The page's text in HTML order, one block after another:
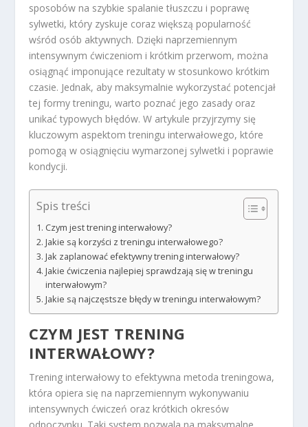
sposobów na szybkie spalanie tłuszczu i poprawę
sylwetki, który zyskuje coraz większą popularność
wśród osób aktywnych. Dzięki naprzemiennym
intensywnym ćwiczeniom i krótkim przerwom, można
osiągnąć imponujące rezultaty w stosunkowo krótkim
czasie. Jednak, aby maksymalnie wykorzystać potencjał
tej formy treningu, warto poznać jego zasady oraz
unikać typowych błędów. W artykule przyjrzymy się
kluczowym aspektom treningu interwałowego, które
pomogą w osiągnięciu wymarzonej sylwetki i poprawie
kondycji.
Spis treści
Czym jest trening interwałowy?
Jakie są korzyści z treningu interwałowego?
Jak zaplanować efektywny trening interwałowy?
Jakie ćwiczenia najlepiej sprawdzają się w treningu
interwałowym?
Jakie są najczęstsze błędy w treningu interwałowym?
CZYM JEST TRENING
INTERWAŁOWY?
Trening interwałowy to efektywna metoda treningowa,
która opiera się na naprzemiennym wykonywaniu
intensywnych ćwiczeń oraz krótkich okresów